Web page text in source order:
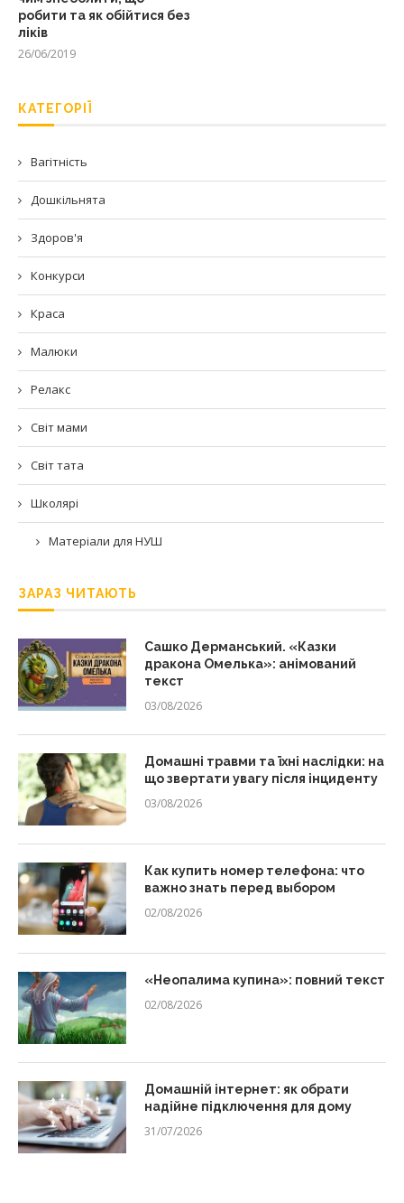
робити та як обійтися без
ліків
26/06/2019
КАТЕГОРІЇ
Вагітність
Дошкільнята
Здоров'я
Конкурси
Краса
Малюки
Релакс
Світ мами
Світ тата
Школярі
Матеріали для НУШ
ЗАРАЗ ЧИТАЮТЬ
Сашко Дерманський. «Казки
дракона Омелька»: анімований
текст
03/08/2026
Домашні травми та їхні наслідки: на
що звертати увагу після інциденту
03/08/2026
Как купить номер телефона: что
важно знать перед выбором
02/08/2026
«Неопалима купина»: повний текст
02/08/2026
Домашній інтернет: як обрати
надійне підключення для дому
31/07/2026